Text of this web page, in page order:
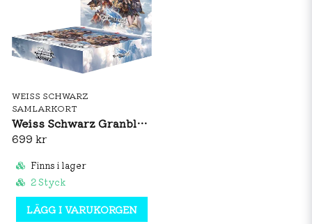
WEISS SCHWARZ
SAMLARKORT
Weiss Schwarz Granblue Fantasy Booster Box (JP)
699 kr
Finns i lager
2 Styck
LÄGG I VARUKORGEN